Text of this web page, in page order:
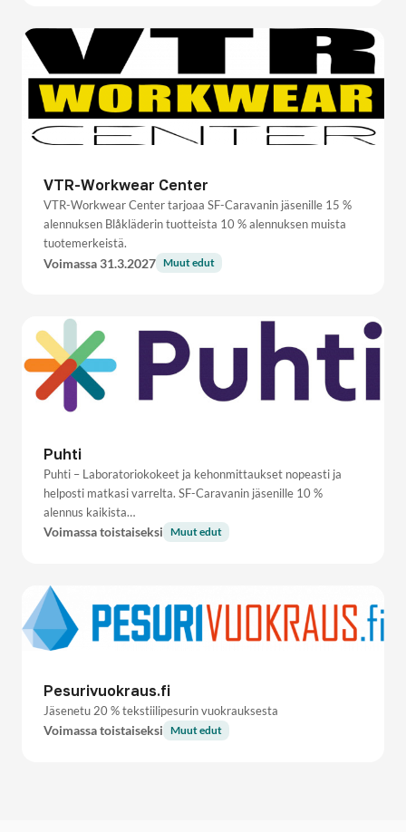
VTR-Workwear Center
VTR-Workwear Center tarjoaa SF-Caravanin jäsenille 15 %
alennuksen Blåkläderin tuotteista 10 % alennuksen muista
tuotemerkeistä.
Voimassa 31.3.2027 Muut edut
Puhti
Puhti – Laboratoriokokeet ja kehonmittaukset nopeasti ja
helposti matkasi varrelta. SF-Caravanin jäsenille 10 %
alennus kaikista…
Voimassa toistaiseksi Muut edut
Pesurivuokraus.fi
Jäsenetu 20 % tekstiilipesurin vuokrauksesta
Voimassa toistaiseksi Muut edut